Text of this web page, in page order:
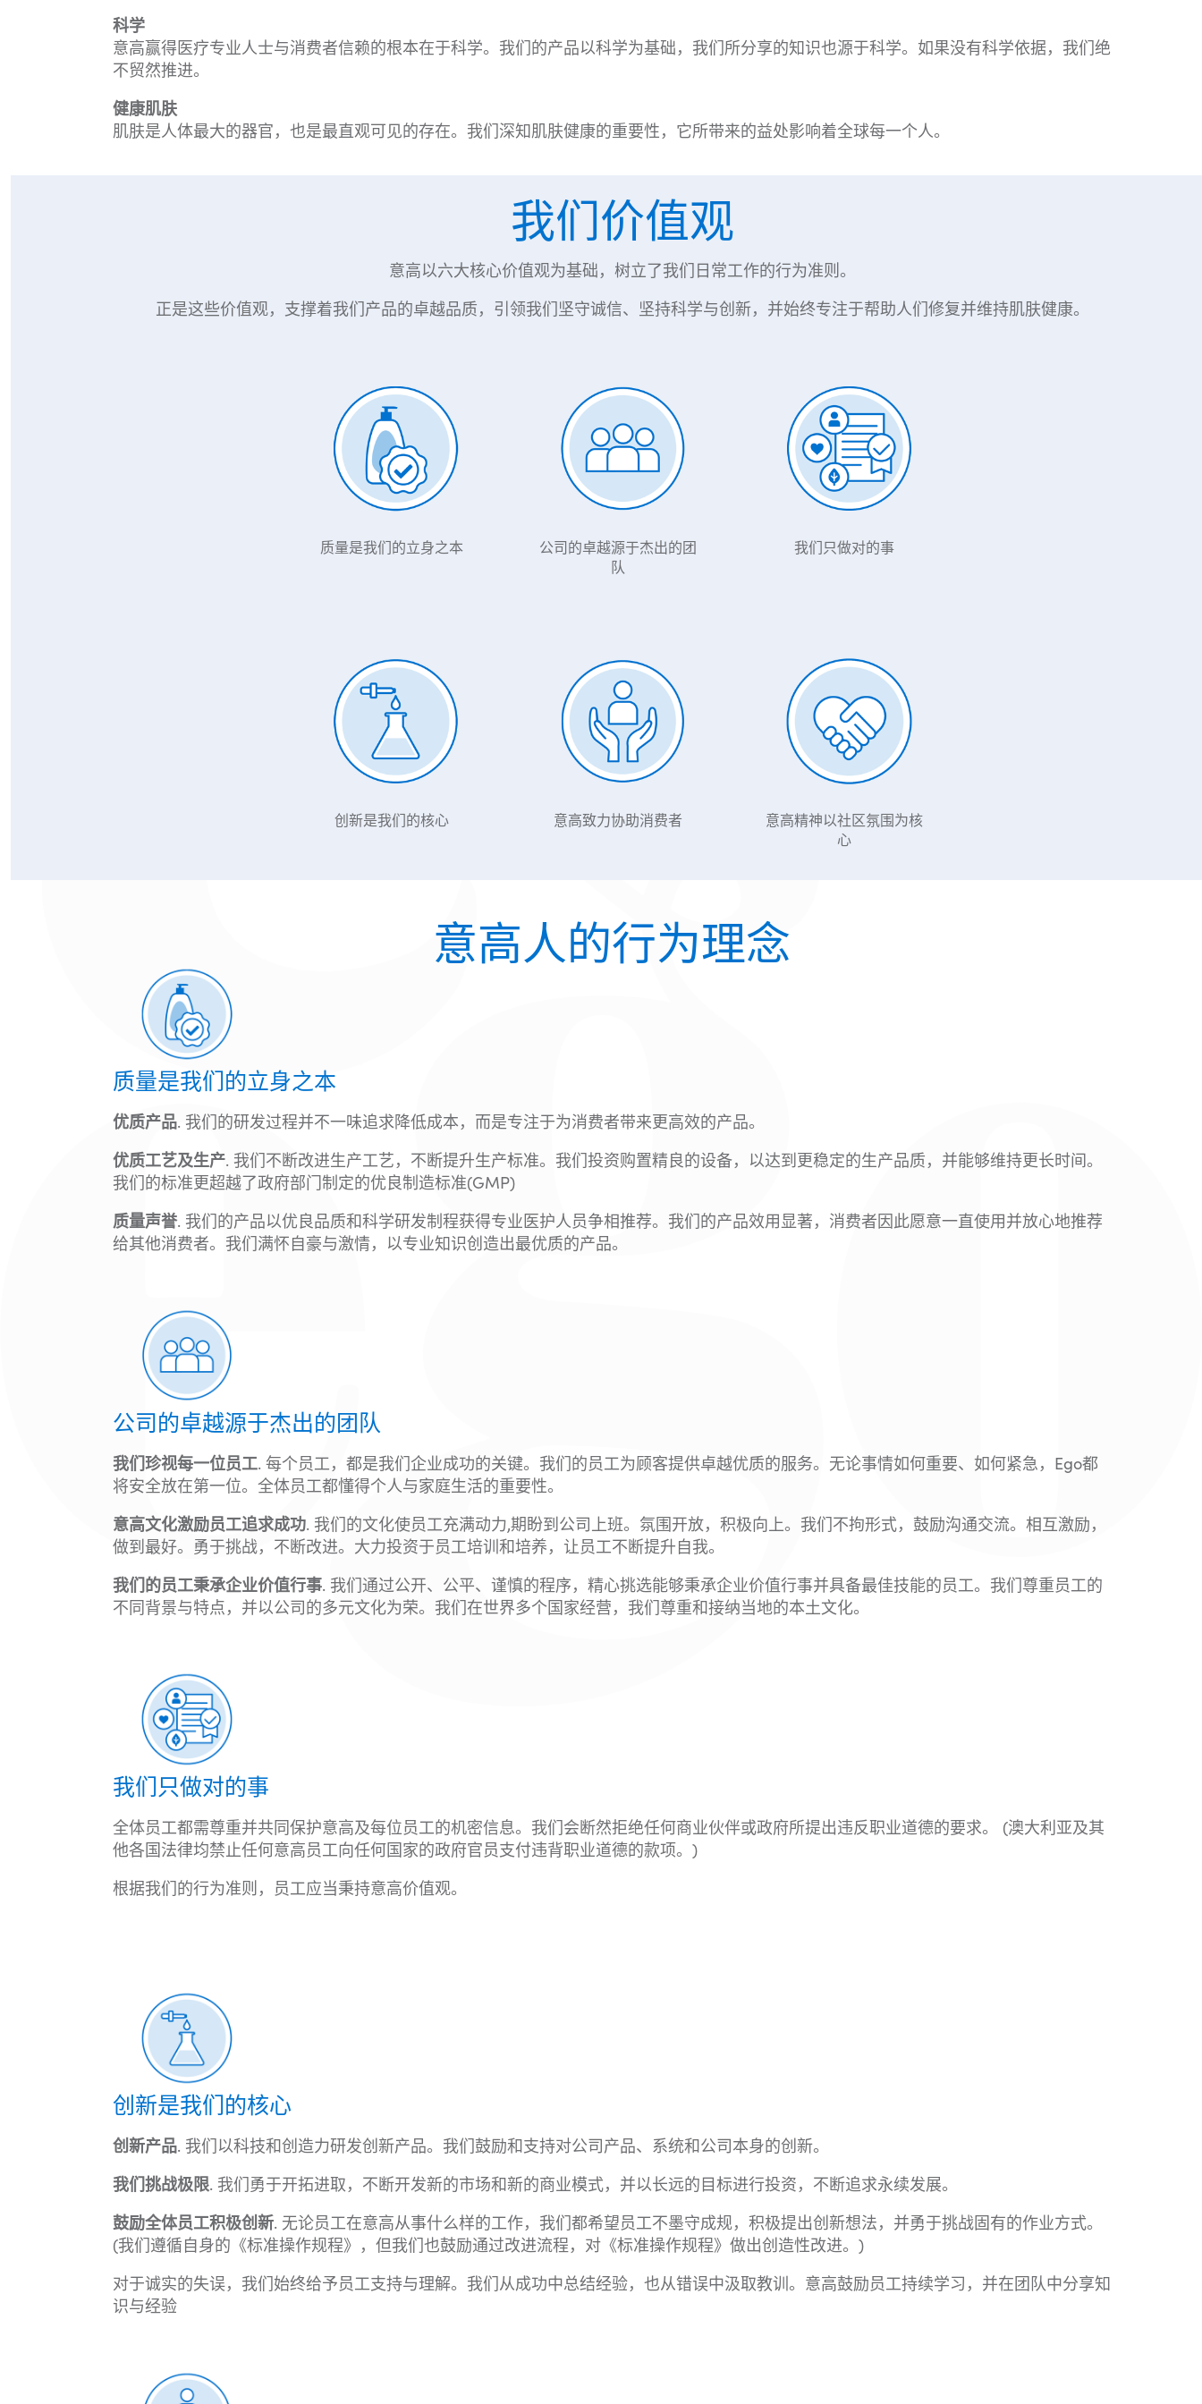
科学
意高赢得医疗专业人士与消费者信赖的根本在于科学。我们的产品以科学为基础，我们所分享的知识也源于科学。如果没有科学依据，我们绝
不贸然推进。
健康肌肤
肌肤是人体最大的器官，也是最直观可见的存在。我们深知肌肤健康的重要性，它所带来的益处影响着全球每一个人。
我们价值观
意高以六大核心价值观为基础，树立了我们日常工作的行为准则。
正是这些价值观，支撑着我们产品的卓越品质，引领我们坚守诚信、坚持科学与创新，并始终专注于帮助人们修复并维持肌肤健康。
质量是我们的立身之本
公司的卓越源于杰出的团
队
我们只做对的事
创新是我们的核心 意高致力协助消费者
意高精神以社区氛围为核
心
意高人的行为理念
质量是我们的立身之本
优质产品. 我们的研发过程并不一味追求降低成本，而是专注于为消费者带来更高效的产品。
优质工艺及生产. 我们不断改进生产工艺，不断提升生产标准。我们投资购置精良的设备，以达到更稳定的生产品质，并能够维持更长时间。
我们的标准更超越了政府部门制定的优良制造标准(GMP)
质量声誉. 我们的产品以优良品质和科学研发制程获得专业医护人员争相推荐。我们的产品效用显著，消费者因此愿意一直使用并放心地推荐
给其他消费者。我们满怀自豪与激情，以专业知识创造出最优质的产品。
公司的卓越源于杰出的团队
我们珍视每一位员工. 每个员工，都是我们企业成功的关键。我们的员工为顾客提供卓越优质的服务。无论事情如何重要、如何紧急，Ego都
将安全放在第一位。全体员工都懂得个人与家庭生活的重要性。
意高文化激励员工追求成功. 我们的文化使员工充满动力,期盼到公司上班。氛围开放，积极向上。我们不拘形式，鼓励沟通交流。相互激励，
做到最好。勇于挑战，不断改进。大力投资于员工培训和培养，让员工不断提升自我。
我们的员工秉承企业价值行事. 我们通过公开、公平、谨慎的程序，精心挑选能够秉承企业价值行事并具备最佳技能的员工。我们尊重员工的
不同背景与特点，并以公司的多元文化为荣。我们在世界多个国家经营，我们尊重和接纳当地的本土文化。
我们只做对的事
全体员工都需尊重并共同保护意高及每位员工的机密信息。我们会断然拒绝任何商业伙伴或政府所提出违反职业道德的要求。 (澳大利亚及其
他各国法律均禁止任何意高员工向任何国家的政府官员支付违背职业道德的款项。)
根据我们的行为准则，员工应当秉持意高价值观。
创新是我们的核心
创新产品. 我们以科技和创造力研发创新产品。我们鼓励和支持对公司产品、系统和公司本身的创新。
我们挑战极限. 我们勇于开拓进取，不断开发新的市场和新的商业模式，并以长远的目标进行投资，不断追求永续发展。
鼓励全体员工积极创新. 无论员工在意高从事什么样的工作，我们都希望员工不墨守成规，积极提出创新想法，并勇于挑战固有的作业方式。
(我们遵循自身的《标准操作规程》，但我们也鼓励通过改进流程，对《标准操作规程》做出创造性改进。)
对于诚实的失误，我们始终给予员工支持与理解。我们从成功中总结经验，也从错误中汲取教训。意高鼓励员工持续学习，并在团队中分享知
识与经验